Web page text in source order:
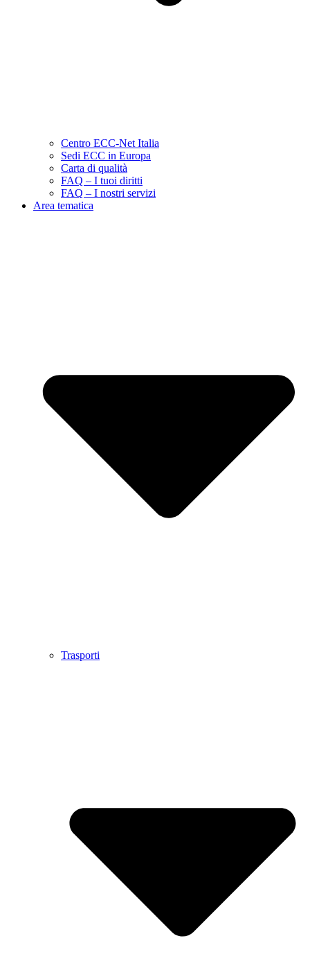
Centro ECC-Net Italia
Sedi ECC in Europa
Carta di qualità
FAQ – I tuoi diritti
FAQ – I nostri servizi
Area tematica
Trasporti